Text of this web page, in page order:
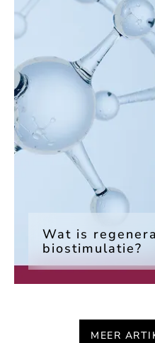
Wat is
biostimulatie?
MEER